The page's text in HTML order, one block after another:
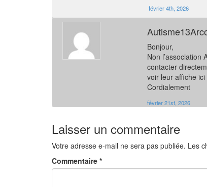
février 4th, 2026
Bonjour,
Non l’association
contacter
voir leur affiche ici
Cordialement
février 21st, 2026
Laisser un commentaire
Votre adresse e-mail ne sera pas publiée. Les
Commentaire *